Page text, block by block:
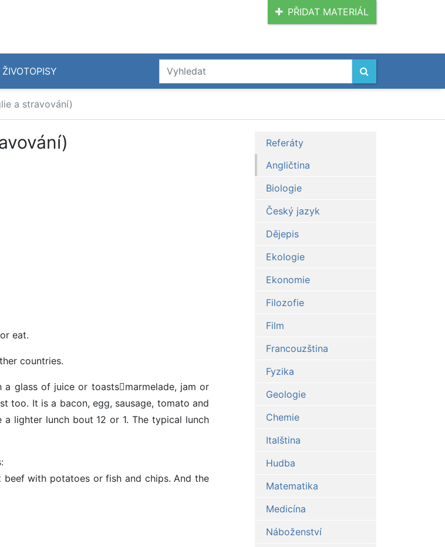
PŘIDAT MATERIÁL
ŽIVOTOPISY
a stravování)
eat.
countries.
glass of juice or toastsmarmelade, jam or
too. It is a bacon, egg, sausage, tomato and
a lighter lunch bout 12 or 1. The typical lunch
with potatoes or fish and chips. And the
Referáty
Angličtina
Biologie
Český jazyk
Dějepis
Ekologie
Ekonomie
Filozofie
Film
Francouzština
Fyzika
Geologie
Chemie
Italština
Hudba
Matematika
Medicína
Náboženství